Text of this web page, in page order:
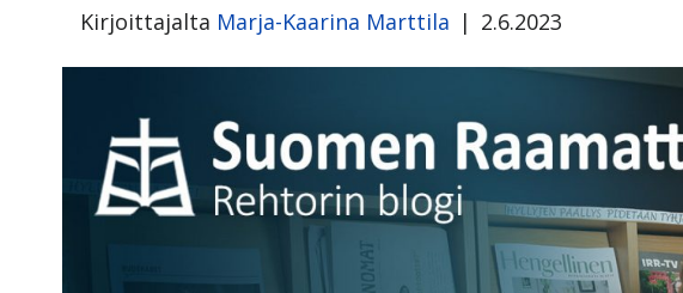
Kirjoittajalta Marja-Kaarina Marttila | 2.6.2023